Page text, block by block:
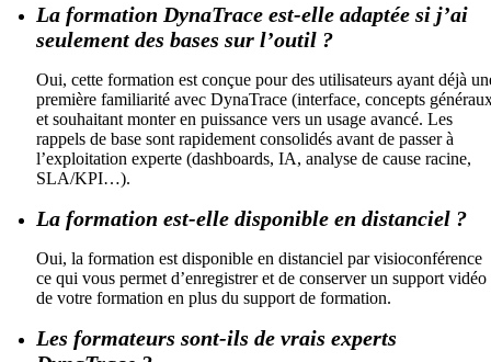
La formation DynaTrace est-elle adaptée si j’ai
seulement des bases sur l’outil ?
Oui, cette formation est conçue pour des utilisateurs ayant déjà
première familiarité avec DynaTrace (interface, concepts
et souhaitant monter en puissance vers un usage avancé. Les
rappels de base sont rapidement consolidés avant de passer à
l’exploitation experte (dashboards, IA, analyse de cause racine,
SLA/KPI…).
La formation est-elle disponible en distanciel ?
Oui, la formation est disponible en distanciel par visioconférence
ce qui vous permet d’enregistrer et de conserver un support vidéo
de votre formation en plus du support de formation.
Les formateurs sont-ils de vrais experts